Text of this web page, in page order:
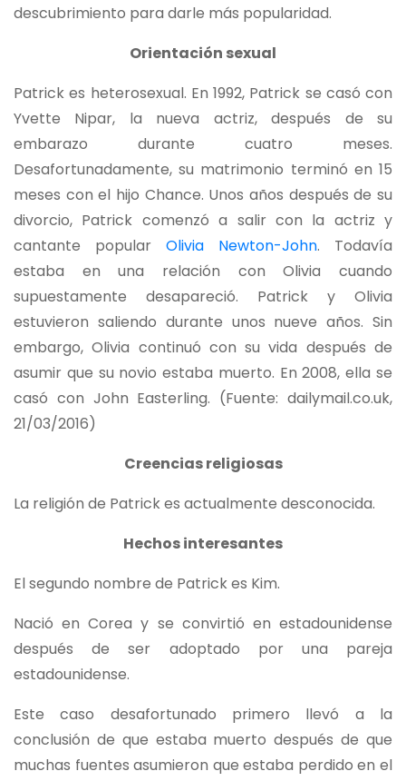
descubrimiento para darle más popularidad.
Orientación sexual
Patrick es heterosexual. En 1992, Patrick se casó con
Yvette Nipar, la nueva actriz, después de su
embarazo durante cuatro meses.
Desafortunadamente, su matrimonio terminó en 15
meses con el hijo Chance. Unos años después de su
divorcio, Patrick comenzó a salir con la actriz y
cantante popular Olivia Newton-John. Todavía
estaba en una relación con Olivia cuando
supuestamente desapareció. Patrick y Olivia
estuvieron saliendo durante unos nueve años. Sin
embargo, Olivia continuó con su vida después de
asumir que su novio estaba muerto. En 2008, ella se
casó con John Easterling. (Fuente: dailymail.co.uk,
21/03/2016)
Creencias religiosas
La religión de Patrick es actualmente desconocida.
Hechos interesantes
El segundo nombre de Patrick es Kim.
Nació en Corea y se convirtió en estadounidense
después de ser adoptado por una pareja
estadounidense.
Este caso desafortunado primero llevó a la
conclusión de que estaba muerto después de que
muchas fuentes asumieron que estaba perdido en el